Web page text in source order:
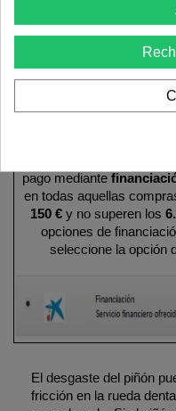
pago mediante
en todas aquellas
150 €y no superen los
opciones de
seleccione la opción
El desgaste del piñón
fricción en la rueda